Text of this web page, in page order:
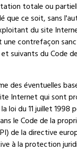
totale ou
que ce soit, sans
du site
contrefaçon
suivants du Code
des éventuelles
Internet qui sont
loi du 11 juillet 1998
le Code de la
de la directive
à la protection